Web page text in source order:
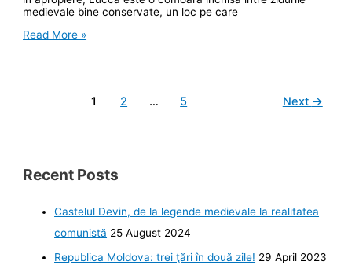
medievale bine conservate, un loc pe care
Lucca,
Read More »
1 2 … 5 Next →
Recent Posts
Castelul Devin, de la legende medievale la realitatea
comunistă 25 August 2024
Republica Moldova: trei ţări în două zile! 29 April 2023